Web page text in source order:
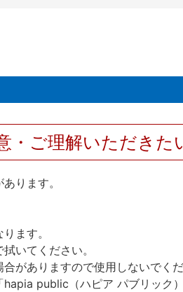
・ご理解いただきた
ります。
ます。
いてください。
がありますので使用しないでく
public（ハピア パブリック